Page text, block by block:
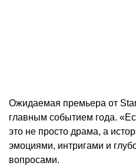
Ожидаемая премьера от
главным событием года.
это не просто драма, а
эмоциями, интригами и
вопросами.